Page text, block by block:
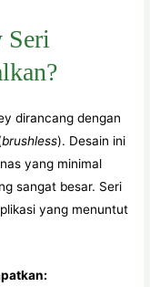
Seri
dirancang dengan
brushless). Desain ini
yang minimal
sangat besar. Seri
yang menuntut